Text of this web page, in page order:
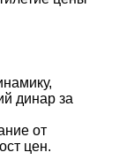
динар за
от
цен.